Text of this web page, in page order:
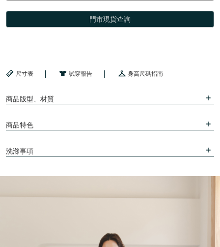
門市現貨查詢
尺寸表 試穿報告 身高尺碼指南
商品版型、材質
商品特色
洗滌事項